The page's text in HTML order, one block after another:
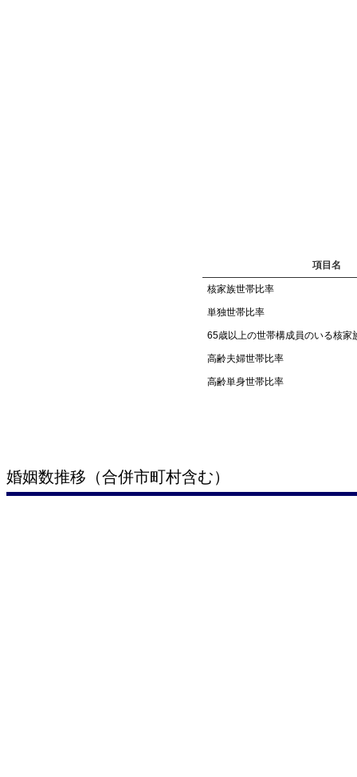
項目名
核家族世帯比率
単独世帯比率
65歳以上の世帯構成員のいる核家
高齢夫婦世帯比率
高齢単身世帯比率
婚姻数推移（合併市町村含む）